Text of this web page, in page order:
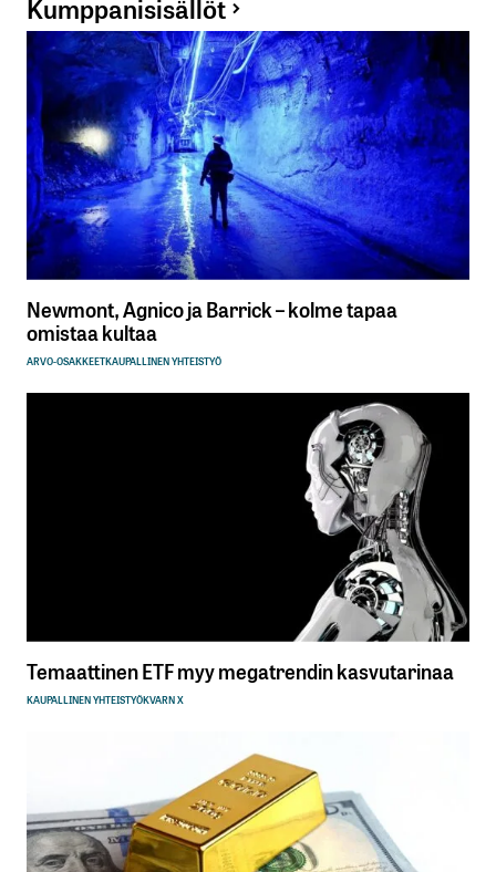
Kumppanisisällöt
Newmont, Agnico ja Barrick – kolme tapaa
omistaa kultaa
ARVO-OSAKKEETKAUPALLINEN YHTEISTYÖ
Temaattinen ETF myy megatrendin kasvutarinaa
KAUPALLINEN YHTEISTYÖKVARN X